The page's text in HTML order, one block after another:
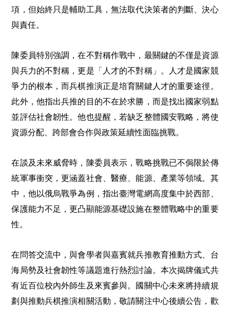
項，但始終只是輔助工具，無法取代決策者的判斷、決心
與責任。
陳委員特別強調，在不對稱作戰中，最關鍵的不僅是資源
與兵力的不對稱，更是「人才的不對稱」。人才是國家競
爭力的根本，而兵棋推演正是培育關鍵人才的重要途徑。
此外，他指出兵推的目的不在於求勝，而是找出國家弱點
並評估社會韌性。他也提醒，若缺乏整體國安戰略，將使
資源分配、跨部會合作與政策延續性面臨挑戰。
在談及未來威脅時，陳委員表示，戰略挑戰已不侷限於傳
統軍事衝突，更涵蓋社會、醫療、能源、產業等領域。其
中，他以俄烏戰爭為例，指出臺灣電網高度集中於西部、
保護能力不足，更凸顯能源基礎設施在整體戰略中的重要
性。
在問答交流中，與會學者與嘉賓就兵推教育推動方式、台
海局勢及社會韌性等議題進行熱烈討論。本次揭牌儀式共
有近百位校內外師生及來賓參與。國關中心未來將持續規
劃與推動兵棋推演相關活動，敬請關注中心後續公告，歡